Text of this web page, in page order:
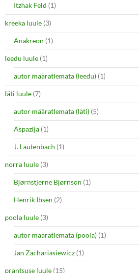
Itzhak Feld (1)
kreeka luule (3)
Anakreon (1)
leedu luule (1)
autor määratlemata (leedu) (1)
läti luule (7)
autor määratlemata (läti) (5)
Aspazija (1)
J. Lautenbach (1)
norra luule (3)
Bjørnstjerne Bjørnson (1)
Henrik Ibsen (2)
poola luule (3)
autor määratlemata (poola) (1)
Jan Zachariasiewicz (1)
prantsuse luule (15)